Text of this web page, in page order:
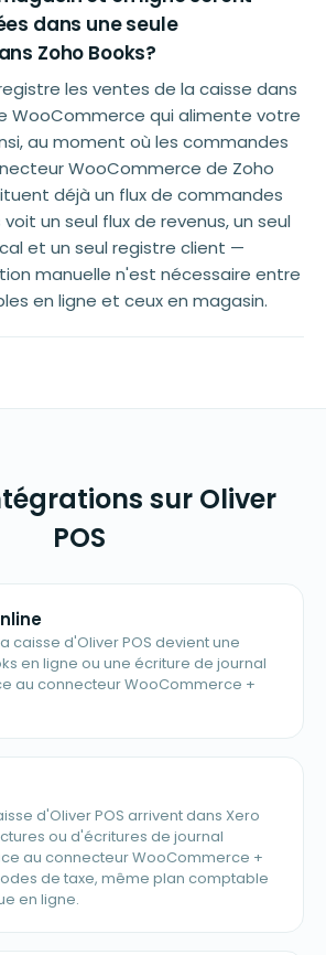
dans une seule
Zoho Books?
les ventes de la caisse dans
WooCommerce qui alimente votre
au moment où les commandes
WooCommerce de Zoho
déjà un flux de commandes
un seul flux de revenus, un seul
et un seul registre client —
manuelle n'est nécessaire entre
en ligne et ceux en magasin.
sur Oliver
POS
caisse d'Oliver POS devient une
en ligne ou une écriture de journal
au connecteur WooCommerce +
d'Oliver POS arrivent dans Xero
ou d'écritures de journal
au connecteur WooCommerce +
de taxe, même plan comptable
en ligne.